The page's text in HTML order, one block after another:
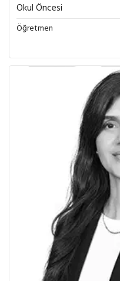
Okul Öncesi
Öğretmen